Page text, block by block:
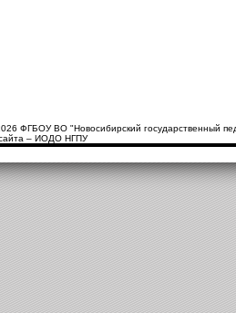
ФГБОУ ВО "Новосибирский государственный
– ИОДО НГПУ